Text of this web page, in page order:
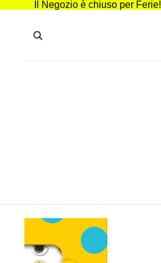
Il Negozio è chiuso per